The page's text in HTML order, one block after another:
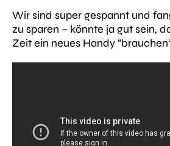
Wir sind super gespannt und
zu sparen – könnte ja gut sein,
Zeit ein neues Handy